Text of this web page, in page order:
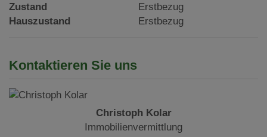
Zustand
Erstbezug
Hauszustand
Erstbezug
Kontaktieren Sie uns
Christoph Kolar
Immobilienvermittlung